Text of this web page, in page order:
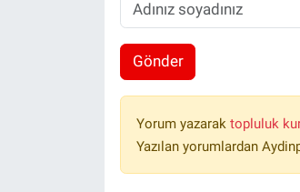
Gönder
Yorum yazarak topluluk
Yazılan yorumlardan